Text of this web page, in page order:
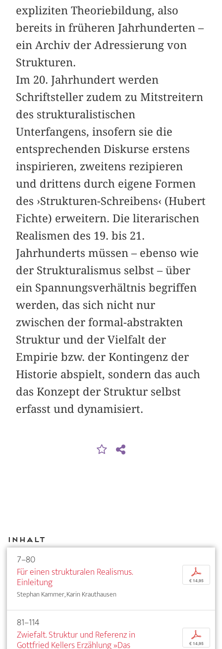
expliziten Theoriebildung, also
bereits in früheren Jahrhunderten –
ein Archiv der Adressierung von
Strukturen.
Im 20. Jahrhundert werden
Schriftsteller zudem zu Mitstreitern
des strukturalistischen
Unterfangens, insofern sie die
entsprechenden Diskurse erstens
inspirieren, zweitens rezipieren
und drittens durch eigene Formen
des ›Strukturen-Schreibens‹ (Hubert
Fichte) erweitern. Die literarischen
Realismen des 19. bis 21.
Jahrhunderts müssen – ebenso wie
der Strukturalismus selbst – über
ein Spannungsverhältnis begriffen
werden, das sich nicht nur
zwischen der formal-abstrakten
Struktur und der Vielfalt der
Empirie bzw. der Kontingenz der
Historie abspielt, sondern das auch
das Konzept der Struktur selbst
erfasst und dynamisiert.
Inhalt
7–80
Für einen strukturalen Realismus.
Einleitung
Stephan Kammer, Karin Krauthausen
p
€ 14,95
81–114
Zwiefalt. Struktur und Referenz in
Gottfried Kellers Erzählung »Das
p
€ 14,95